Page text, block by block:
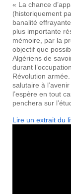
« La chance
(historiquement
banalité
plus importante
mémoire, par la
objectif que
Algériens de
durant
Révolution
salutaire à
l’espère en tout
penchera sur
Lire un extrait du